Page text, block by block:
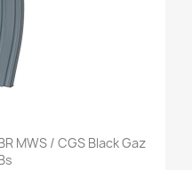
MWS / CGS Black Gaz